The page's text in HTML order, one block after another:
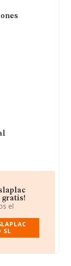
gratis!
el
SL